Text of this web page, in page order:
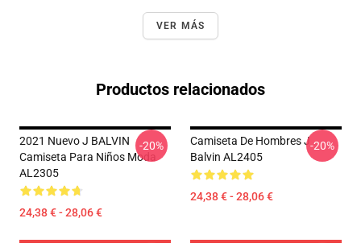
VER MÁS
Productos relacionados
2021 Nuevo J BALVIN
Camiseta Para Niños Moda
AL2305
24,38 € - 28,06 €
-20%
Camiseta De Hombres J
Balvin AL2405
24,38 € - 28,06 €
-20%